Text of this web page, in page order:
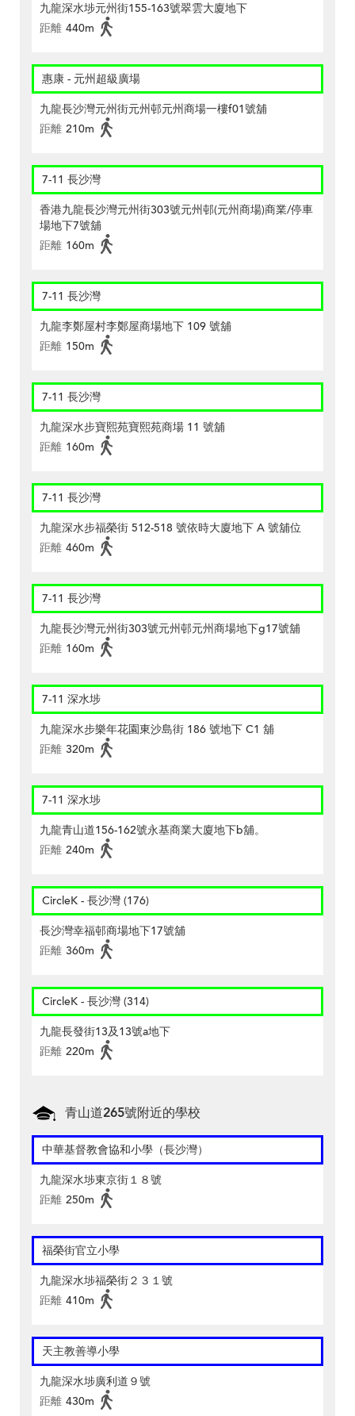
九龍深水埗元州街155-163號翠雲大廈地下
距離 440m
惠康 - 元州超級廣場
九龍長沙灣元州街元州邨元州商場一樓f01號舖
距離 210m
7-11 長沙灣
香港九龍長沙灣元州街303號元州邨(元州商場)商業/停車
場地下7號舖
距離 160m
7-11 長沙灣
九龍李鄭屋村李鄭屋商場地下 109 號舖
距離 150m
7-11 長沙灣
九龍深水步寶熙苑寶熙苑商場 11 號舖
距離 160m
7-11 長沙灣
九龍深水步福榮街 512-518 號依時大廈地下 A 號舖位
距離 460m
7-11 長沙灣
九龍長沙灣元州街303號元州邨元州商場地下g17號舖
距離 160m
7-11 深水埗
九龍深水步樂年花園東沙島街 186 號地下 C1 舖
距離 320m
7-11 深水埗
九龍青山道156-162號永基商業大廈地下b舖。
距離 240m
CircleK - 長沙灣 (176)
長沙灣幸福邨商場地下17號舖
距離 360m
CircleK - 長沙灣 (314)
九龍長發街13及13號a地下
距離 220m
青山道265號附近的學校
中華基督教會協和小學（長沙灣）
九龍深水埗東京街１８號
距離 250m
福榮街官立小學
九龍深水埗福榮街２３１號
距離 410m
天主教善導小學
九龍深水埗廣利道９號
距離 430m